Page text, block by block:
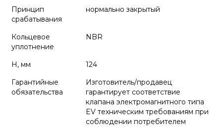
Принцип
срабатывания
нормально закрытый
Кольцевое
уплотнение
NBR
H, мм
124
Гарантийные
обязательства
Изготовитель/продавец
гарантирует соответствие
клапана электромагнитного типа
EV техническим требованиям при
соблюдении потребителем